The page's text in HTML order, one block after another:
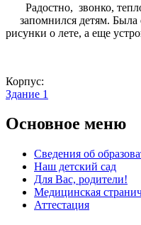
Радостно, звонко,
запомнился детям.
рисунки о лете, а еще
Корпус:
Здание 1
Основное меню
Сведения об
Наш детский сад
Для Вас, родители!
Медицинская
Аттестация